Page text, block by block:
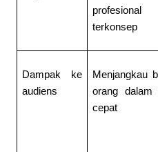
terkonsep
Dampak ke
audiens
Menjangkau
orang dalam
cepat